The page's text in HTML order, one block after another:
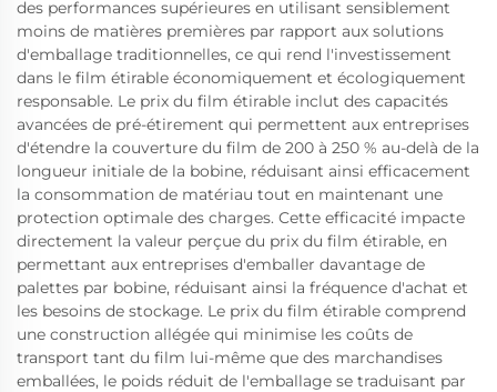
des performances supérieures en utilisant sensiblement
moins de matières premières par rapport aux solutions
d'emballage traditionnelles, ce qui rend l'investissement
dans le film étirable économiquement et écologiquement
responsable. Le prix du film étirable inclut des capacités
avancées de pré-étirement qui permettent aux entreprises
d'étendre la couverture du film de 200 à 250 % au-delà de la
longueur initiale de la bobine, réduisant ainsi efficacement
la consommation de matériau tout en maintenant une
protection optimale des charges. Cette efficacité impacte
directement la valeur perçue du prix du film étirable, en
permettant aux entreprises d'emballer davantage de
palettes par bobine, réduisant ainsi la fréquence d'achat et
les besoins de stockage. Le prix du film étirable comprend
une construction allégée qui minimise les coûts de
transport tant du film lui-même que des marchandises
emballées, le poids réduit de l'emballage se traduisant par